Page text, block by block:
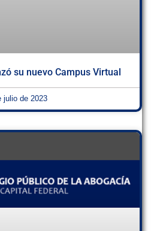
su nuevo Campus Virtual
julio de 2023